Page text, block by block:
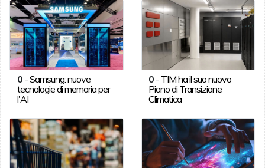
0-Samsung: nuove
tecnologie di memoria per
l'AI
0 - TIM ha il suo nuovo
Piano di Transizione
Climatica